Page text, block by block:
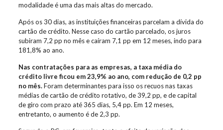
modalidade é uma das mais altas do mercado.
Após os 30 dias, as instituições financeiras parcelam a dívida do
cartão de crédito. Nesse caso do cartão parcelado, os juros
subiram 7,2 pp no mês e caíram 7,1 pp em 12 meses, indo para
181,8% ao ano.
Nas contratações para as empresas, a taxa média do
crédito livre ficou em 23,9% ao ano, com redução de 0,2 pp
no mês.Foram determinantes para isso os recuos nas taxas
médias de cartão de crédito rotativo, de 39,2 pp, e de capital
de giro com prazo até 365 dias, 5,4 pp. Em 12 meses,
entretanto, o aumento é de 2,3 pp.